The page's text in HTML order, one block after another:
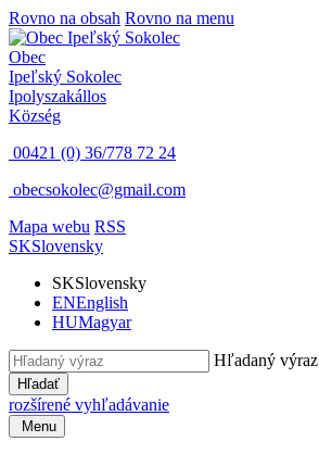
Rovno na obsah Rovno na menu
Obec
Ipeľský Sokolec
Ipolyszakállos
Község
00421 (0) 36/778 72 24
obecsokolec@gmail.com
Mapa webu RSS
SKSlovensky
SKSlovensky
ENEnglish
HUMagyar
Hľadaný výraz
Hľadať
rozšírené vyhľadávanie
Menu